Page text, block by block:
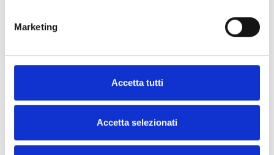
Marketing
Accetta tutti
Accetta selezionati
Le Boutique Grimoldi